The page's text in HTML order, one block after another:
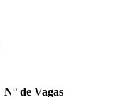
N° de Vagas